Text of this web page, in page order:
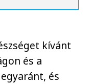
kívánt
és a
és